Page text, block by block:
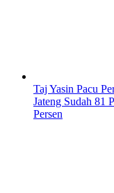
Taj Yasin Pacu
Jateng Sudah 81
Persen